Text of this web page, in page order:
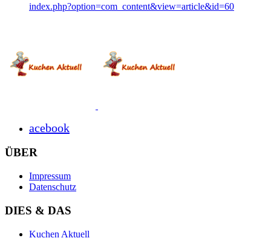
index.php?option=com_content&view=article&id=60
acebook
ÜBER
Impressum
Datenschutz
DIES & DAS
Kuchen Aktuell